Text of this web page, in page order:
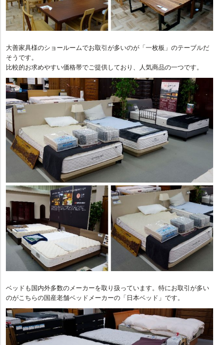
大善家具様のショールームでお取引が多いのが「一枚板」のテーブルだ
そうです。
比較的お求めやすい価格帯でご提供しており、人気商品の一つです。
ベッドも国内外多数のメーカーを取り扱っています。特にお取引が多い
のがこちらの国産老舗ベッドメーカーの「日本ベッド」です。